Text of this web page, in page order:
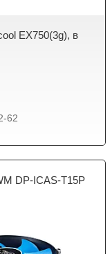
EX750(3g), в
62
DP-ICAS-T15P